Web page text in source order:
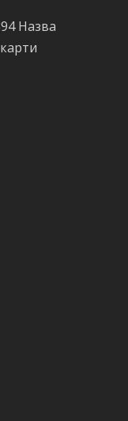
Назва